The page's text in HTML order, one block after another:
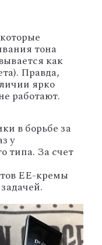
тона
как
Правда,
ярко
работают.
в борьбе за
у
типа. За счет
ЕЕ-кремы